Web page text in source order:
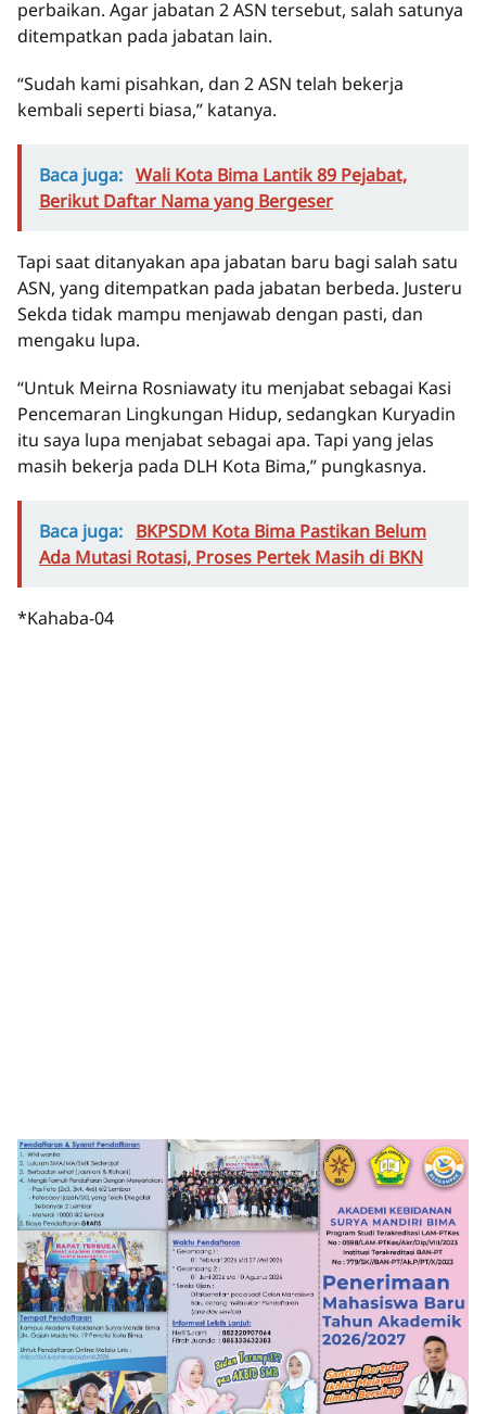
perbaikan. Agar jabatan 2 ASN tersebut, salah satunya
ditempatkan pada jabatan lain.
“Sudah kami pisahkan, dan 2 ASN telah bekerja
kembali seperti biasa,” katanya.
Baca juga: Wali Kota Bima Lantik 89 Pejabat,
Berikut Daftar Nama yang Bergeser
Tapi saat ditanyakan apa jabatan baru bagi salah satu
ASN, yang ditempatkan pada jabatan berbeda. Justeru
Sekda tidak mampu menjawab dengan pasti, dan
mengaku lupa.
“Untuk Meirna Rosniawaty itu menjabat sebagai Kasi
Pencemaran Lingkungan Hidup, sedangkan Kuryadin
itu saya lupa menjabat sebagai apa. Tapi yang jelas
masih bekerja pada DLH Kota Bima,” pungkasnya.
Baca juga: BKPSDM Kota Bima Pastikan Belum
Ada Mutasi Rotasi, Proses Pertek Masih di BKN
*Kahaba-04